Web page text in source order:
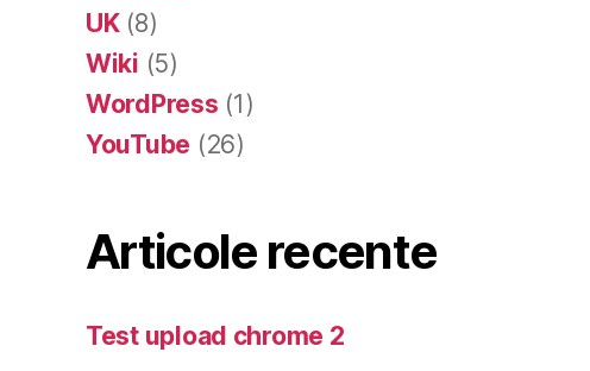
UK(8)
Wiki (5)
WordPress (1)
YouTube (26)
Articole recente
Test upload chrome 2